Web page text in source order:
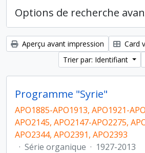
Options de recherche
Aperçu avant impression Card
Trier par: Identifiant
Programme "Syrie"
APO1885-APO1913, APO1921-
APO2145, APO2147-APO2275,
APO2344, APO2391, APO2393
· Série organique · 1927-2013